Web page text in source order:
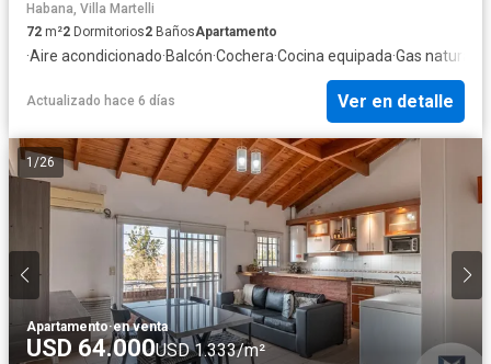
Habana, Villa Martelli
72 m²2 Dormitorios2 BañosApartamento
·Aire acondicionado·Balcón·Cochera·Cocina equipada·Gas natural
Actualizado hace 6 días Ver en detalle
1 /26
Apartamento·en venta
USD 64.000USD 1.333/m²